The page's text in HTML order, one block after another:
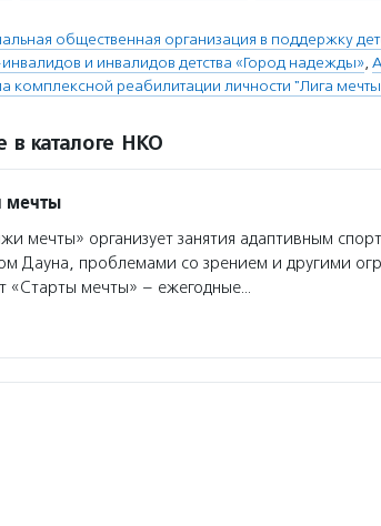
общественная организация в поддержку
и инвалидов детства «Город надежды»,
комплексной реабилитации личности "Лига
в каталоге НКО
мечты
мечты» организует занятия адаптивным
Дауна, проблемами со зрением и другими
«Старты мечты» – ежегодные…